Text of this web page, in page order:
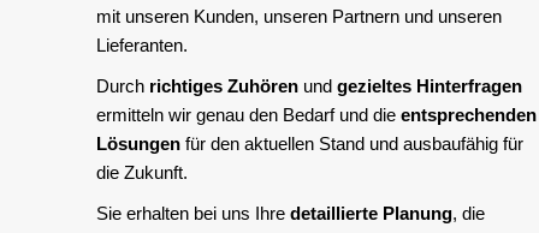
mit unseren Kunden, unseren Partnern und unseren
Lieferanten.
Durch richtiges Zuhören und gezieltes Hinterfragen
ermitteln wir genau den Bedarf und die entsprechenden
Lösungen für den aktuellen Stand und ausbaufähig für
die Zukunft.
Sie erhalten bei uns Ihre detaillierte Planung, die